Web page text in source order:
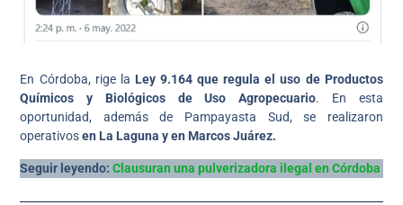
En Córdoba, rige la Ley 9.164 que regula el uso de Productos
Químicos y Biológicos de Uso Agropecuario. En esta
oportunidad, además de Pampayasta Sud, se realizaron
operativosen La Laguna y en Marcos Juárez.
Seguir leyendo:Clausuran una pulverizadora ilegal en Córdoba